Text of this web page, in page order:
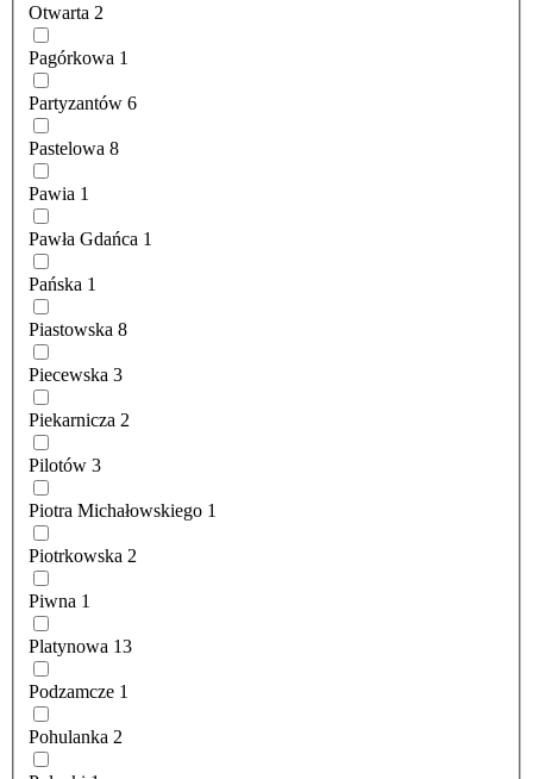
Otwarta 2
Pagórkowa 1
Partyzantów 6
Pastelowa 8
Pawia 1
Pawła Gdańca 1
Pańska 1
Piastowska 8
Piecewska 3
Piekarnicza 2
Pilotów 3
Piotra Michałowskiego 1
Piotrkowska 2
Piwna 1
Platynowa 13
Podzamcze 1
Pohulanka 2